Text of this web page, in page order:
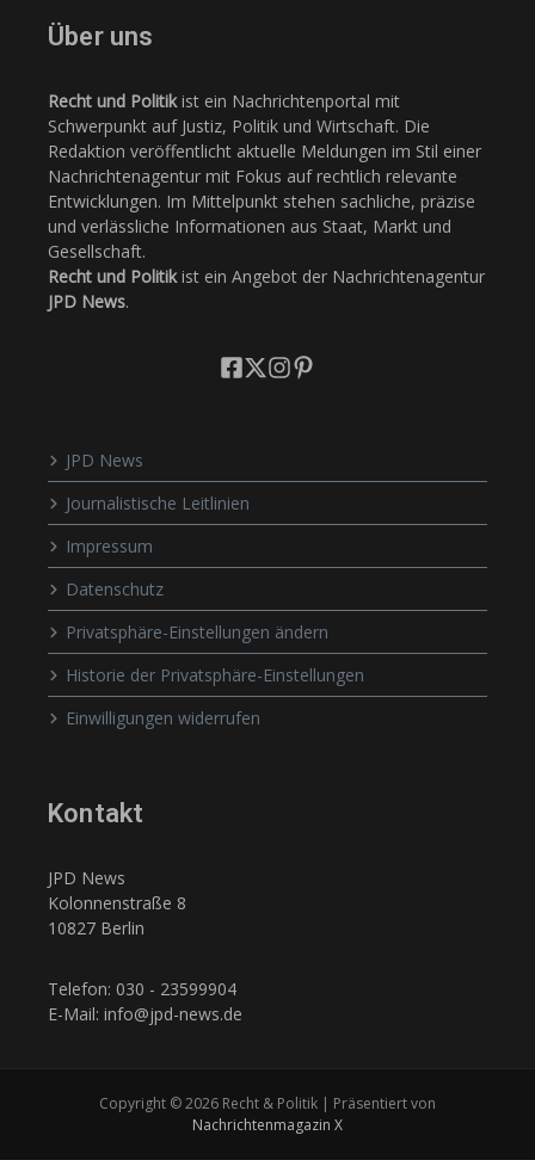
Über uns
Recht und Politikist ein Nachrichtenportal mit
Schwerpunkt auf Justiz, Politik und Wirtschaft. Die
Redaktion veröffentlicht aktuelle Meldungen im Stil einer
Nachrichtenagentur mit Fokus auf rechtlich relevante
Entwicklungen. Im Mittelpunkt stehen sachliche, präzise
und verlässliche Informationen aus Staat, Markt und
Gesellschaft.
Recht und Politikist ein Angebot der Nachrichtenagentur
JPD News.
JPD News
Journalistische Leitlinien
Impressum
Datenschutz
Privatsphäre-Einstellungen ändern
Historie der Privatsphäre-Einstellungen
Einwilligungen widerrufen
Kontakt
JPD News
Kolonnenstraße 8
10827 Berlin
Telefon: 030 - 23599904
E-Mail: info@jpd-news.de
Copyright © 2026 Recht & Politik | Präsentiert von
Nachrichtenmagazin X